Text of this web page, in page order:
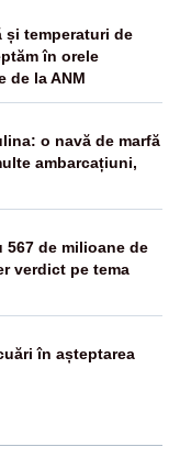
și temperaturi de
în orele
de la ANM
o navă de marfă
ambarcațiuni,
567 de milioane de
verdict pe tema
în așteptarea